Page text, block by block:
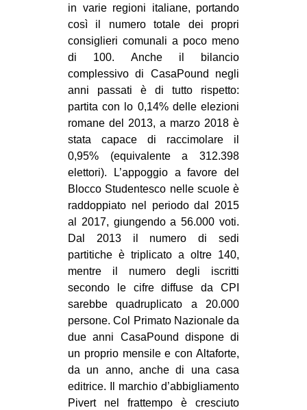
in varie regioni italiane, portando
così il numero totale dei propri
consiglieri comunali a poco meno
di 100. Anche il bilancio
complessivo di CasaPound negli
anni passati è di tutto rispetto:
partita con lo 0,14% delle elezioni
romane del 2013, a marzo 2018 è
stata capace di raccimolare il
0,95% (equivalente a 312.398
elettori). L’appoggio a favore del
Blocco Studentesco nelle scuole è
raddoppiato nel periodo dal 2015
al 2017, giungendo a 56.000 voti.
Dal 2013 il numero di sedi
partitiche è triplicato a oltre 140,
mentre il numero degli iscritti
secondo le cifre diffuse da CPI
sarebbe quadruplicato a 20.000
persone. Col Primato Nazionale da
due anni CasaPound dispone di
un proprio mensile e con Altaforte,
da un anno, anche di una casa
editrice. Il marchio d’abbigliamento
Pivert nel frattempo è cresciuto